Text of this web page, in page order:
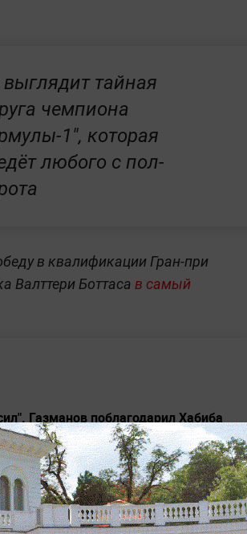
тайная
чемпиона
1", которая
любого с пол-
в квалификации Гран-при
Валттери Боттаса в самый
Газманов поблагодарил Хабиба
попала под машину и
нового возлюбленного